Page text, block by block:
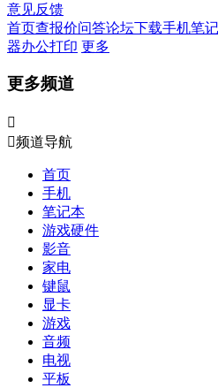
意见反馈
首页查报价问答论坛下载手机笔
器办公打印 更多
更多频道

频道导航
首页
手机
笔记本
游戏硬件
影音
家电
键鼠
显卡
游戏
音频
电视
平板